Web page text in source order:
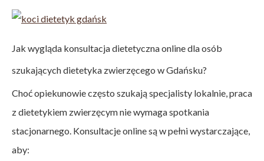
Jak wygląda konsultacja dietetyczna online dla osób
szukających dietetyka zwierzęcego w Gdańsku?
Choć opiekunowie często szukają specjalisty lokalnie, praca
z dietetykiem zwierzęcym nie wymaga spotkania
stacjonarnego. Konsultacje online są w pełni wystarczające,
aby: